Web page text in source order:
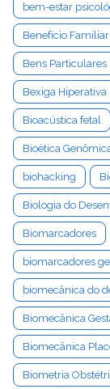
bem-estar
Benefício Familiar
Bens Particulares
Bexiga Hiperativa
Bioacústica fetal
Bioética
biohacking
Biologia do
Biomarcadores
biomarcadores
biomecânica do
Biomecânica
Biomecânica
Biometria